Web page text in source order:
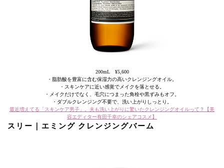
200mL ¥5,600
・脂肪酸を豊富に含む保湿力の高いクレンジングオイル。
・スキンケアに近い感覚でメイクを落とせる。
・メイクだけでなく、毛穴につまった角栓や黒ずみもオフ。
・ダブルクレンジング不要で、洗い上がりしっとり。
最近増えてる「スキンケア男子」。夫も洗い上がりに驚いたクレンジングオイルって？【美
容エディター有田千幸のシェアコスメ】
スリー｜エミング クレンジングバーム